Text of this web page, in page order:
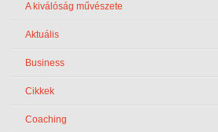
A kiválóság művészete
Aktuális
Business
Cikkek
Coaching